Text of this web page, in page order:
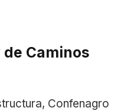
Caminos
Confenagro